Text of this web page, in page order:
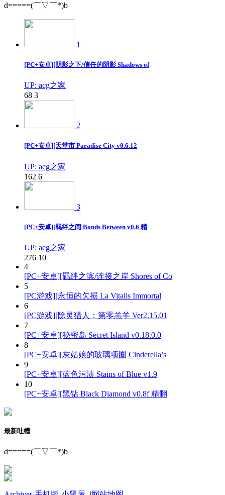
d=====(￣▽￣*)b
1
[PC+安卓][阴影之下/信任的阴影 Shadows of
UP: acg之家
68 3
2
[PC+安卓][天堂市 Paradise City v0.6.12
UP: acg之家
162 6
3
[PC+安卓][羁绊之间 Bonds Between v0.6 精
UP: acg之家
276 10
4
[PC+安卓][羁绊之滨/连接之岸 Shores of Co
5
[PC游戏][永恒的欠损 La Vitalis Immortal
6
[PC游戏][除灵猎人：第零羔羊 Ver2.15.01
7
[PC+安卓][秘密岛 Secret Island v0.18.0.0
8
[PC+安卓][灰姑娘的玻璃项圈 Cinderella’s
9
[PC+安卓][蓝色污渍 Stains of Blue v1.9
10
[PC+安卓][黑钻 Black Diamond v0.8f 精翻
最新吐槽
d=====(￣▽￣*)b